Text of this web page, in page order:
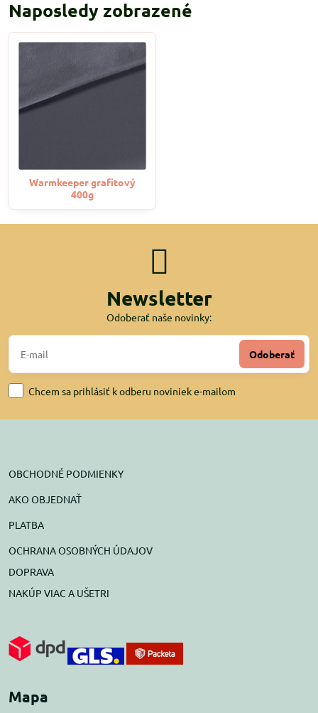
Naposledy zobrazené
Warmkeeper grafitový
400g
Newsletter
Odoberať naše novinky:
Odoberať
Chcem sa prihlásiť k odberu noviniek e-mailom
OBCHODNÉ PODMIENKY
AKO OBJEDNAŤ
PLATBA
OCHRANA OSOBNÝCH ÚDAJOV
DOPRAVA
NAKÚP VIAC A UŠETRI
Mapa